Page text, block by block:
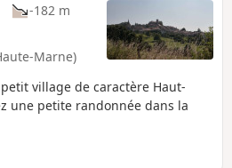
-182 m
Marne)
village de caractère Haut-
une petite randonnée dans la